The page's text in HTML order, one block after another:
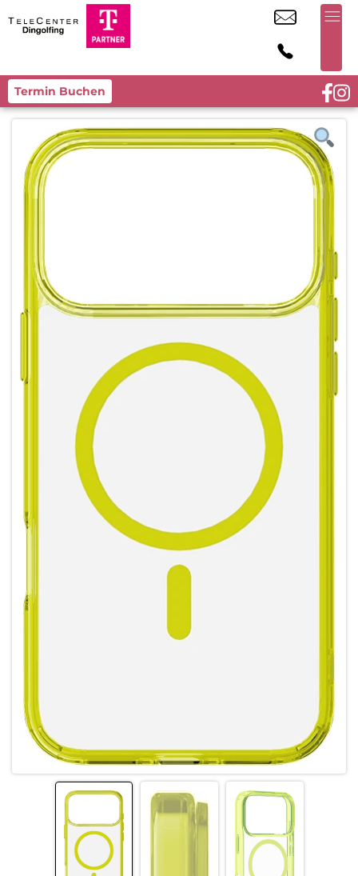
Termin Buchen